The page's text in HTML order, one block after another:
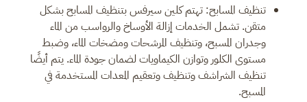
تنظيف المسابح: تهتم كلين سيرفس بتنظيف المسابح بشكل
متقن. تشمل الخدمات إزالة الأوساخ والرواسب من الماء
وجدران المسبح، وتنظيف المرشحات ومضخات الماء، وضبط
مستوى الكلور وتوازن الكيماويات لضمان جودة الماء. يتم أيضًا
تنظيف الشراشف وتنظيف وتعقيم المعدات المستخدمة في
المسبح.